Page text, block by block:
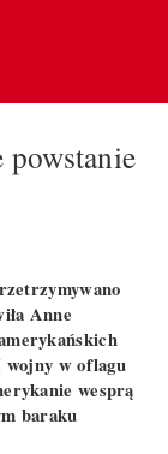
Anne
w oflagu
wesprą
baraku